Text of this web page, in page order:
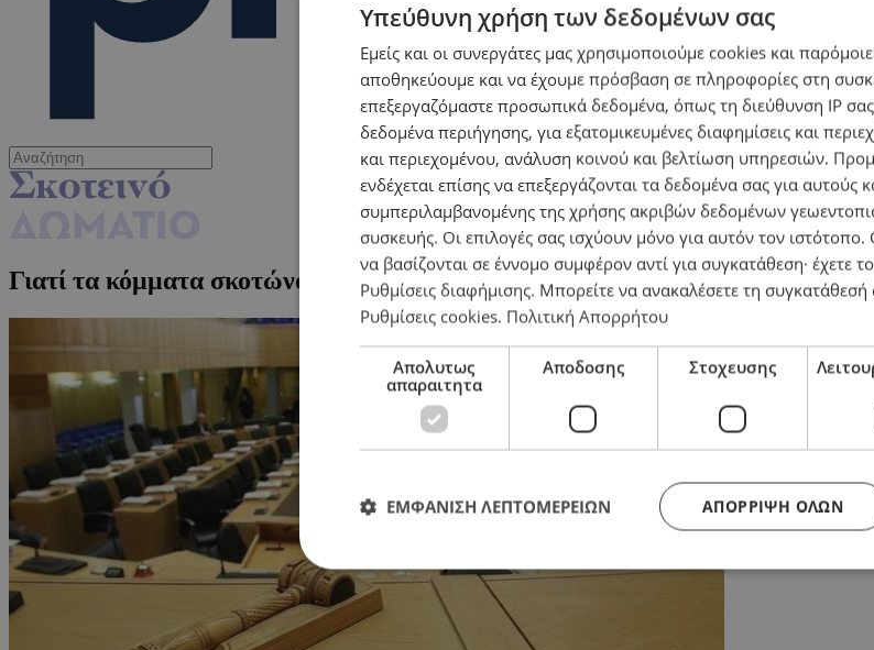
Γιατί τα κόμματα σκοτώνονται για τις επιτροπές
Υπεύθυνη χρήση των δεδομένων σας
Εμείς και οι συνεργάτες μας χρησιμοποιούμε cookies και
αποθηκεύουμε και να έχουμε πρόσβαση σε πληροφορίες στη
επεξεργαζόμαστε προσωπικά δεδομένα, όπως τη διεύθυνση IP
δεδομένα περιήγησης, για εξατομικευμένες διαφημίσεις και
και περιεχομένου, ανάλυση κοινού και βελτίωση υπηρεσιών.
ενδέχεται επίσης να επεξεργάζονται τα δεδομένα σας για αυτούς
συμπεριλαμβανομένης της χρήσης ακριβών δεδομένων
συσκευής. Οι επιλογές σας ισχύουν μόνο για αυτόν τον
να βασίζονται σε έννομο συμφέρον αντί για συγκατάθεση· έχετε
Ρυθμίσεις διαφήμισης. Μπορείτε να ανακαλέσετε τη συγκατάθεσή
Ρυθμίσεις cookies. Πολιτική Απορρήτου
Απολυτως
απαραιτητα
Αποδοσης Στοχευσης
ΑΠΌΡΡΙΨΗ ΌΛΩΝ
ΕΜΦΑΝΙΣΗ ΛΕΠΤΟΜΕΡΕΙΩΝ